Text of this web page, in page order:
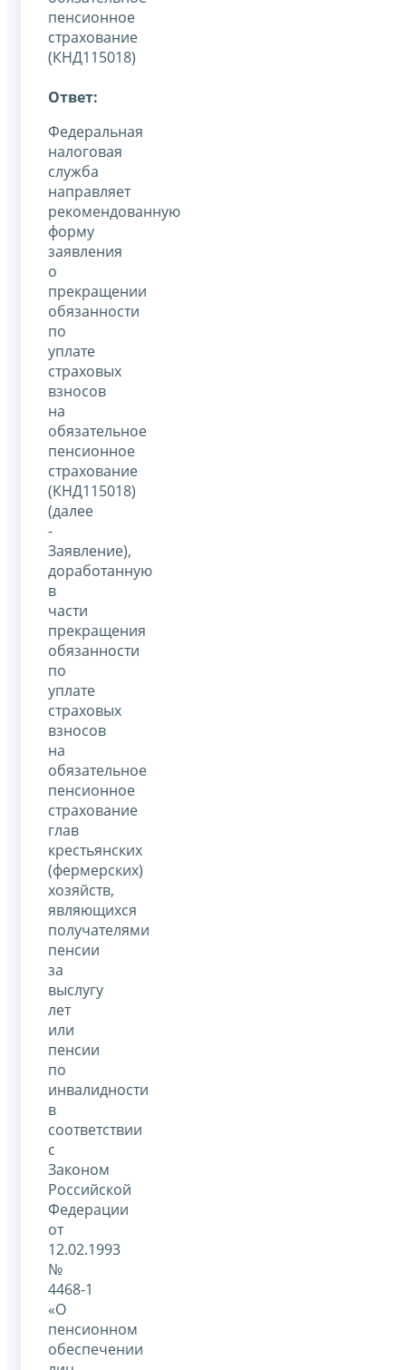
пенсионное
страхование
(КНД115018)
Ответ:
Федеральная
налоговая
служба
направляет
рекомендованную
форму
заявления
о
прекращении
обязанности
по
уплате
страховых
взносов
на
обязательное
пенсионное
страхование
(КНД115018)
(далее
-
Заявление),
доработанную
в
части
прекращения
обязанности
по
уплате
страховых
взносов
на
обязательное
пенсионное
страхование
глав
крестьянских
(фермерских)
хозяйств,
являющихся
получателями
пенсии
за
выслугу
лет
или
пенсии
по
инвалидности
в
соответствии
с
Законом
Российской
Федерации
от
12.02.1993
№
4468-1
«О
пенсионном
обеспечении